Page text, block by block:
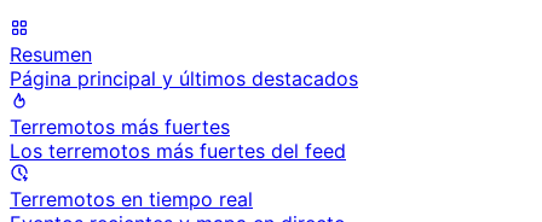
Resumen
Página principal y últimos destacados
Terremotos más fuertes
Los terremotos más fuertes del feed
Terremotos en tiempo real